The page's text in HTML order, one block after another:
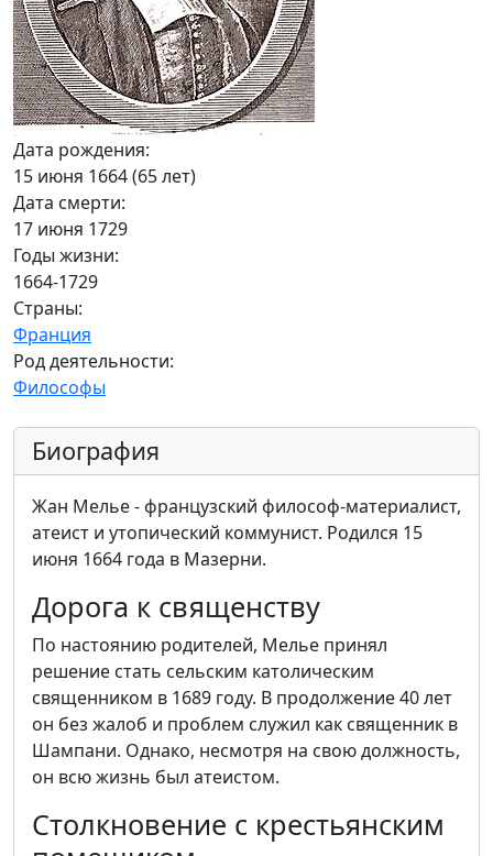
Дата рождения:
15 июня 1664 (65 лет)
Дата смерти:
17 июня 1729
Годы жизни:
1664-1729
Страны:
Франция
Род деятельности:
Философы
Биография
Жан Мелье - французский философ-материалист,
атеист и утопический коммунист. Родился 15
июня 1664 года в Мазерни.
Дорога к священству
По настоянию родителей, Мелье принял
решение стать сельским католическим
священником в 1689 году. В продолжение 40 лет
он без жалоб и проблем служил как священник в
Шампани. Однако, несмотря на свою должность,
он всю жизнь был атеистом.
Столкновение с крестьянским